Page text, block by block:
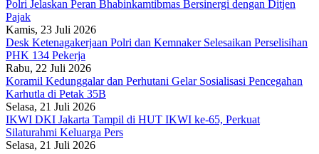
Polri Jelaskan Peran Bhabinkamtibmas Bersinergi dengan Ditjen
Pajak
Kamis, 23 Juli 2026
Desk Ketenagakerjaan Polri dan Kemnaker Selesaikan Perselisihan
PHK 134 Pekerja
Rabu, 22 Juli 2026
Koramil Kedunggalar dan Perhutani Gelar Sosialisasi Pencegahan
Karhutla di Petak 35B
Selasa, 21 Juli 2026
IKWI DKI Jakarta Tampil di HUT IKWI ke-65, Perkuat
Silaturahmi Keluarga Pers
Selasa, 21 Juli 2026